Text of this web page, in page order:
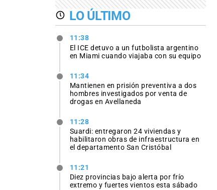
LO ÚLTIMO
11:38
El ICE detuvo a un futbolista argentino
en Miami cuando viajaba con su equipo
11:34
Mantienen en prisión preventiva a dos
hombres investigados por venta de
drogas en Avellaneda
11:28
Suardi: entregaron 24 viviendas y
habilitaron obras de infraestructura en
el departamento San Cristóbal
11:21
Diez provincias bajo alerta por frío
extremo y fuertes vientos esta sábado